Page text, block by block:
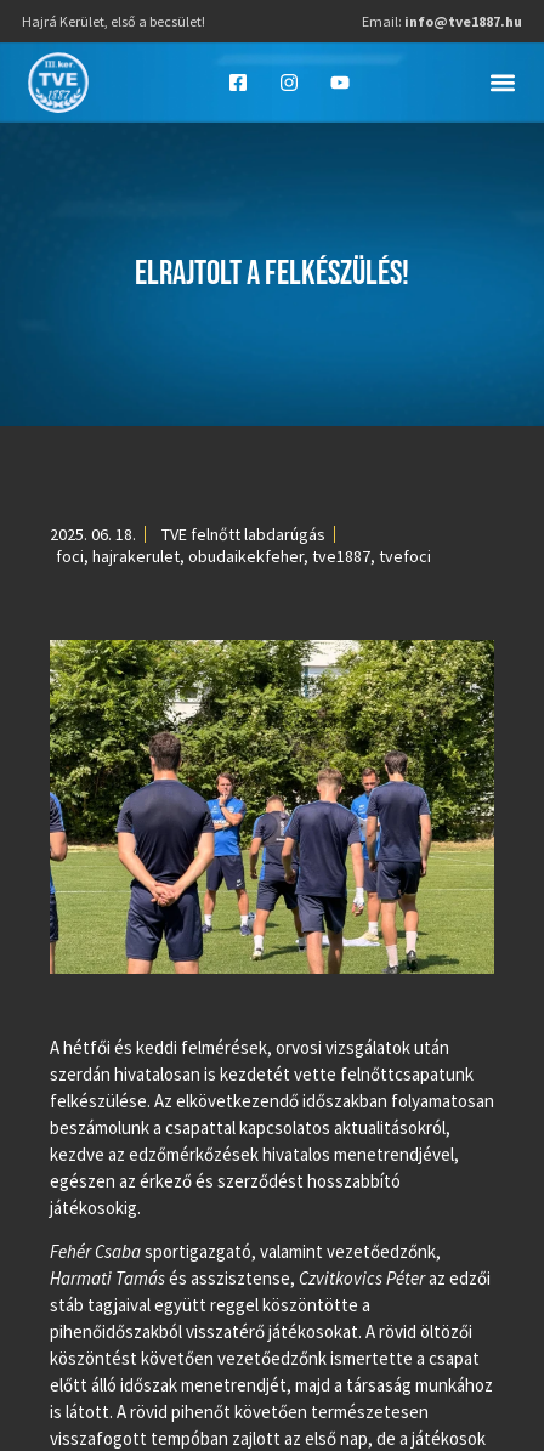
Hajrá Kerület, első a becsület! Email: info@tve1887.hu
ELRAJTOLT A FELKÉSZÜLÉS!
2025. 06. 18.
TVE felnőtt labdarúgás
foci, hajrakerulet, obudaikekfeher, tve1887, tvefoci
A hétfői és keddi felmérések, orvosi vizsgálatok után
szerdán hivatalosan is kezdetét vette felnőttcsapatunk
felkészülése. Az elkövetkezendő időszakban folyamatosan
beszámolunk a csapattal kapcsolatos aktualitásokról,
kezdve az edzőmérkőzések hivatalos menetrendjével,
egészen az érkező és szerződést hosszabbító
játékosokig.
Fehér Csabasportigazgató, valamint vezetőedzőnk,
Harmati Tamásés asszisztense, Czvitkovics Péteraz edzői
stáb tagjaival együtt reggel köszöntötte a
pihenőidőszakból visszatérő játékosokat. A rövid öltözői
köszöntést követően vezetőedzőnk ismertette a csapat
előtt álló időszak menetrendjét, majd a társaság munkához
is látott. A rövid pihenőt követően természetesen
visszafogott tempóban zajlott az első nap, de a játékosok